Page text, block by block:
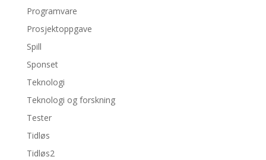
Programvare
Prosjektoppgave
Spill
Sponset
Teknologi
Teknologi og forskning
Tester
Tidløs
Tidløs2